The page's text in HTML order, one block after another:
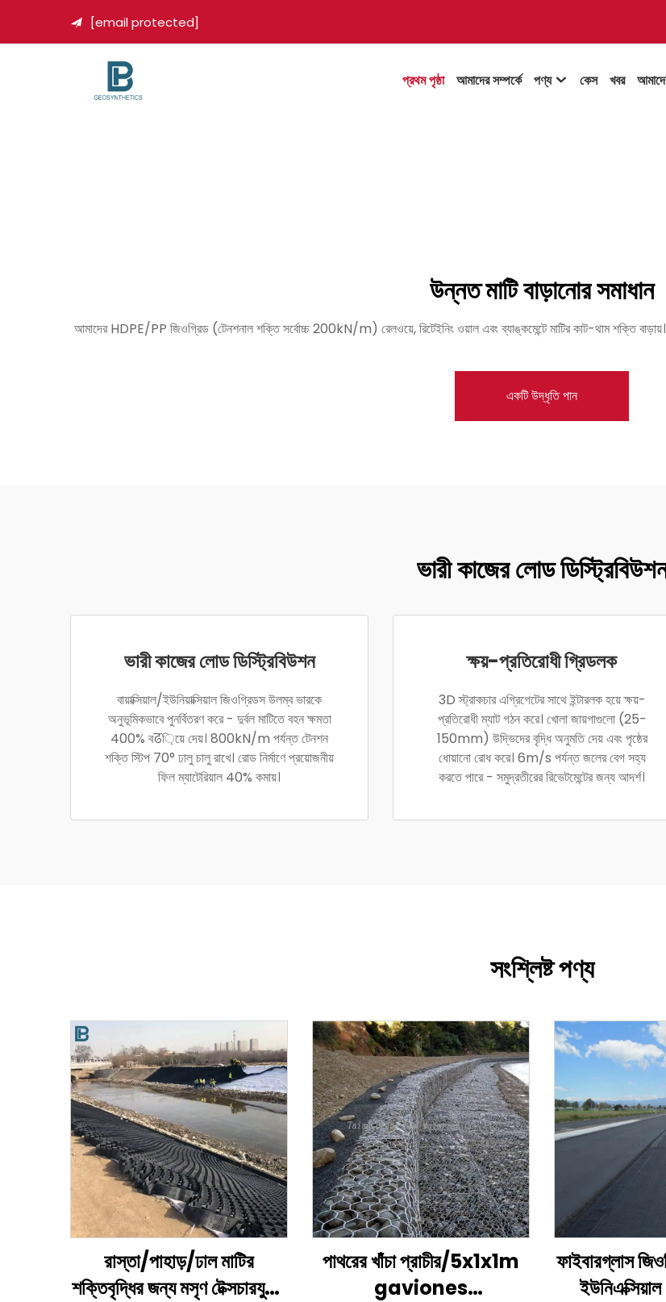
 [email protected]
প্রথম পৃষ্ঠা আমাদের সম্পর্কে পণ্য  কেস খবর
উন্নত মাটি বাড়ানোর সমাধান
আমাদের HDPE/PP জিওগ্রিড (টেনশনাল শক্তি সর্বোচ্চ 200kN/m) রেলওয়ে, রিটেইনিং ওয়াল এবং ব্যাঙ্কমেন্টে মাটির কাট-থাম শক্তি
একটি উদ্ধৃতি পান
ভারী কাজের লোড
ভারী কাজের লোড ডিস্ট্রিবিউশন
বায়াক্সিয়াল/ইউনিয়াক্সিয়াল জিওগ্রিডস উলম্ব ভারকে
অনুভূমিকভাবে পুনর্বিতরণ করে - দুর্বল মাটিতে বহন ক্ষমতা
400% বढ়িয়ে দেয়। 800kN/m পর্যন্ত টেনশন
শক্তি স্টিপ 70° ঢালু চালু রাখে। রোড নির্মাণে প্রয়োজনীয়
ফিল ম্যাটেরিয়াল 40% কমায়।
ক্ষয়-প্রতিরোধী গ্রিডলক
3D স্ট্রাকচার এগ্রিগেটের সাথে ইন্টারলক হয়ে ক্ষয়-
প্রতিরোধী ম্যাট গঠন করে। খোলা জায়গাগুলো (25-
150mm) উদ্ভিদের বৃদ্ধি অনুমতি দেয় এবং পৃষ্ঠের
ধোয়ানো রোধ করে। 6m/s পর্যন্ত জলের বেগ সহ্য
করতে পারে - সমুদ্রতীরের রিভেটমেন্টের জন্য আদর্শ।
সংশ্লিষ্ট পণ্য
রাস্তা/পাহাড়/ঢাল মাটির
শক্তিবৃদ্ধির জন্য মসৃণ টেক্সচারযুক্ত
পাথরের খাঁচা প্রাচীর/5x1x1m
gaviones
ফাইবারগ্লাস